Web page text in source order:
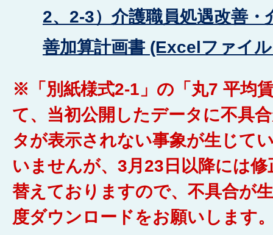
2、2-3）介護職員処遇改善・
善加算計画書 (Excelファイ
※「別紙様式2-1」の「丸7 平均
て、当初公開したデータに不具
タが表示されない事象が生じて
いませんが、3月23日以降には
替えておりますので、不具合が
度ダウンロードをお願いします